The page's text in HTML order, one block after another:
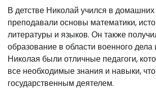
В детстве Николай учился в
преподавали основы математики,
литературы и языков. Он также
образование в области военного дела
Николая были отличные педагоги,
все необходимые знания и навыки,
государственным деятелем.